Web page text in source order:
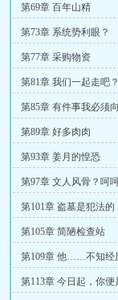
第69章 百年山精
第73章 系统势利眼？
第77章 采购物资
第81章 我们一起走吧？
第85章 有件事我必须
第89章 好多肉肉
第93章 姜月的惶恐
第97章 文人风骨？呵
第101章 盗墓是犯法的
第105章 简陋检查站
第109章 他……不知经
第113章 今日起，你便